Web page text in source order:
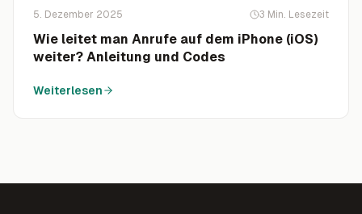
5. Dezember 2025 3 Min. Lesezeit
Wie leitet man Anrufe auf dem iPhone (iOS)
weiter? Anleitung und Codes
Weiterlesen